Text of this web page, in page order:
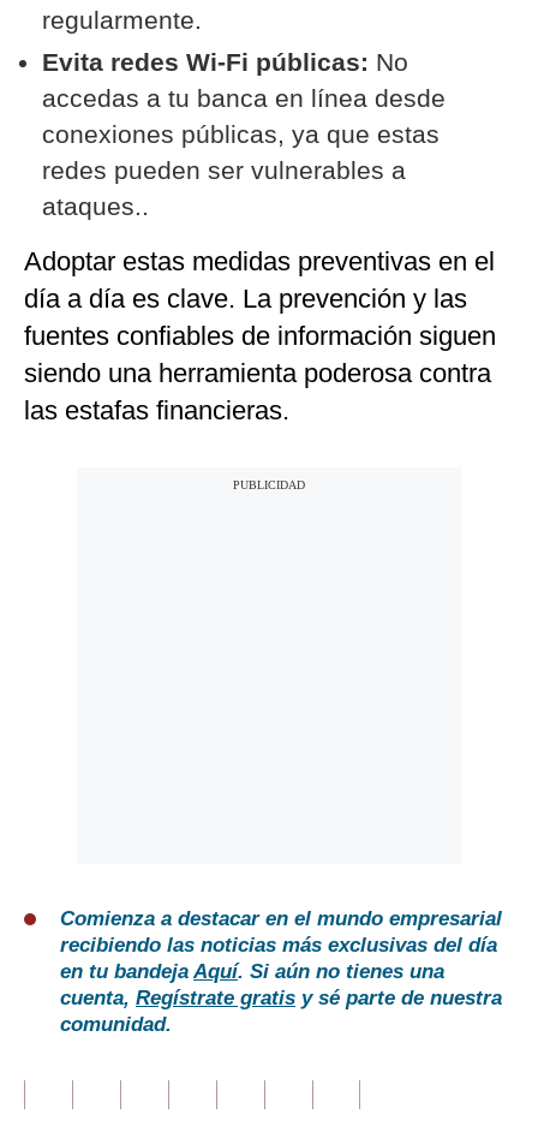
regularmente.
Evita redes Wi-Fi públicas: No
accedas a tu banca en línea desde
conexiones públicas, ya que estas
redes pueden ser vulnerables a
ataques..
Adoptar estas medidas preventivas en el
día a día es clave. La prevención y las
fuentes confiables de información siguen
siendo una herramienta poderosa contra
las estafas financieras.
Comienza a destacar en el mundo empresarial
recibiendo las noticias más exclusivas del día
en tu bandejaAquí. Si aún no tienes una
cuenta, Regístrate gratis y sé parte de nuestra
comunidad.